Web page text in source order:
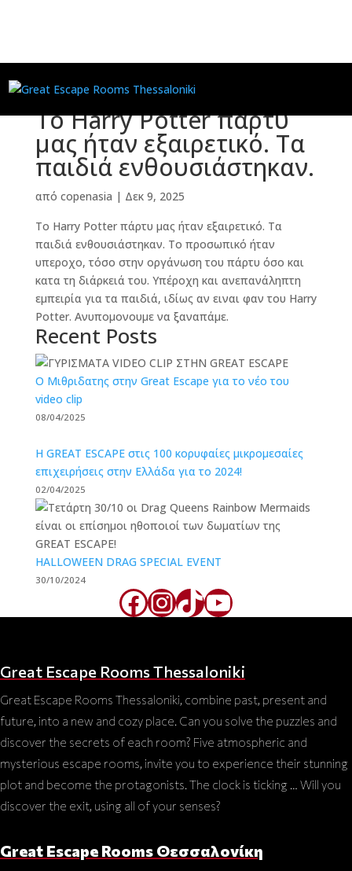
Το Harry Potter πάρτυ
μας ήταν εξαιρετικό. Τα
παιδιά ενθουσιάστηκαν.
από copenasia | Δεκ 9, 2025
Το Harry Potter πάρτυ μας ήταν εξαιρετικό. Τα
παιδιά ενθουσιάστηκαν. Το προσωπικό ήταν
υπεροχο, τόσο στην οργάνωση του πάρτυ όσο και
κατα τη διάρκειά του. Υπέροχη και ανεπανάληπτη
εμπειρία για τα παιδιά, ιδίως αν ειναι φαν του Harry
Potter. Ανυπομονουμε να ξαναπάμε.
Recent Posts
O Μιθριδατης στην Great Escape για το νέο του
video clip
08/04/2025
Η GREAT ESCAPE στις 100 κορυφαίες μικρομεσαίες
επιχειρήσεις στην Ελλάδα για το 2024!
02/04/2025
HALLOWEEN DRAG SPECIAL EVENT
30/10/2024
Facebook
Instagram
TikTok
YouTube
Great Escape Rooms Thessaloniki
Great Escape Rooms Thessaloniki, combine past, present and
future, into a new and cozy place. Can you solve the puzzles and
discover the secrets of each room? Five atmospheric and
mysterious escape rooms, invite you to experience their stunning
plot and become the protagonists. The clock is ticking … Will you
discover the exit, using all of your senses?
Great Escape Rooms Θεσσαλονίκη